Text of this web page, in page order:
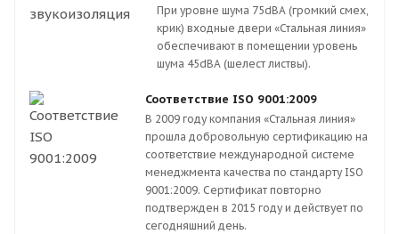
При уровне шума 75dBA (громкий смех,
крик) входные двери «Стальная линия»
обеспечивают в помещении уровень
шума 45dBA (шелест листвы).
Соответствие ISO 9001:2009
В 2009 году компания «Стальная линия»
прошла добровольную сертификацию на
соответствие международной системе
менеджмента качества по стандарту ISO
9001:2009. Сертификат повторно
подтвержден в 2015 году и действует по
сегодняшний день.